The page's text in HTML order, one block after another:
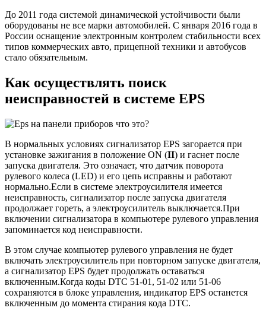
До 2011 года системой динамической устойчивости были
оборудованы не все марки автомобилей. С января 2016 года в
России оснащение электронным контролем стабильности всех
типов коммерческих авто, прицепной техники и автобусов
стало обязательным.
Как осуществлять поиск
неисправностей в системе EPS
В нормальных условиях сигнализатор EPS загорается при
установке зажигания в положение ON (II) и гаснет после
запуска двигателя. Это означает, что датчик поворота
рулевого колеса (LED) и его цепь исправны и работают
нормально.Если в системе электроусилителя имеется
неисправность, сигнализатор после запуска двигателя
продолжает гореть, а электроусилитель выключается.При
включении сигнализатора в компьютере рулевого управления
запоминается код неисправности.
В этом случае компьютер рулевого управления не будет
включать электроусилитель при повторном запуске двигателя,
а сигнализатор EPS будет продолжать оставаться
включенным.Когда коды DTC 51-01, 51-02 или 51-06
сохраняются в блоке управления, индикатор EPS останется
включенным до момента стирания кода DTC.